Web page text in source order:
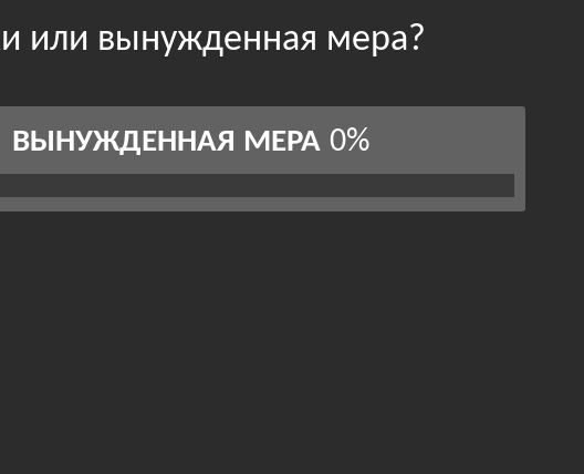
или вынужденная мера?
ВЫНУЖДЕННАЯ МЕРА 0%